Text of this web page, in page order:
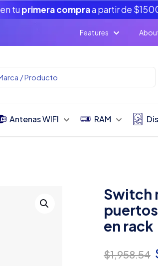
en tu primera compraa partir de
Features
Antenas WIFI RAM
Switch
en rack
$1,958.54